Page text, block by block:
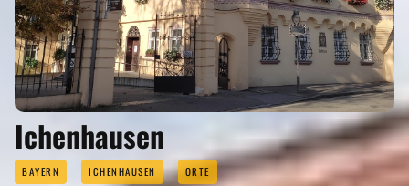
Ichenhausen
BAYERN ICHENHAUSEN ORTE